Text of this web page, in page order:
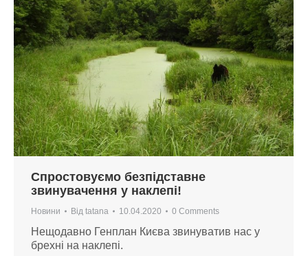
Спростовуємо безпідставне
звинувачення у наклепі!
Новини Від tatana 10.04.2020 0 Comments
Нещодавно Генплан Києва звинуватив нас у
брехні на наклепі.